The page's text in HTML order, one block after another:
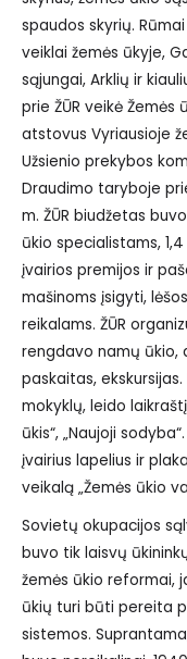
spaudos skyrių.
veiklai žemės ūkyje,
sąjungai, Arklių ir
prie ŽŪR veikė
atstovus Vyriausioje
Užsienio prekybos
Draudimo taryboje
m. ŽŪR biudžetas
ūkio specialistams,
įvairios premijos ir
mašinoms įsigyti,
reikalams. ŽŪR
rengdavo namų ūkio,
paskaitas,
mokyklų, leido laikraštį
ūkis“, „Naujoji
įvairius lapelius ir
veikalą „Žemės ūkio
Sovietų okupacijos
buvo tik laisvų
žemės ūkio reformai,
ūkių turi būti pereita
sistemos.